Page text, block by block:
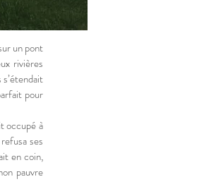
un pont
rivières
pour
occupé à
ses
en coin,
pauvre